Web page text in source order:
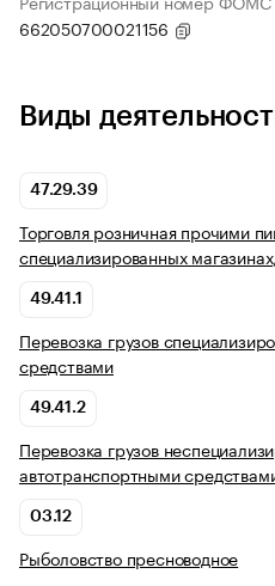
662050700021156
Виды
47.29.39
Торговля розничная прочими
специализированных
49.41.1
Перевозка грузов
средствами
49.41.2
Перевозка грузов
автотранспортными
03.12
Рыболовство пресноводное